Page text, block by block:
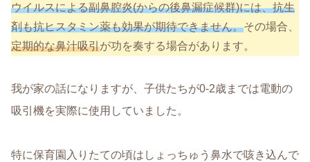
ウイルスによる副鼻腔炎(からの後鼻漏症候群)には、抗生
剤も抗ヒスタミン薬も効果が期待できません。その場合、
定期的な鼻汁吸引が功を奏する場合があります。
我が家の話になりますが、子供たちが0-2歳までは電動の
吸引機を実際に使用していました。
特に保育園入りたての頃はしょっちゅう鼻水で咳き込んで